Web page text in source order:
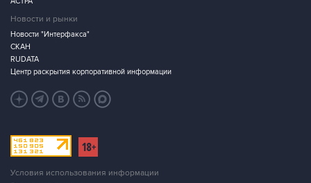
Новости и рынки
Новости "Интерфакса"
СКАН
RUDATA
Центр раскрытия корпоративной информации
Условия использования информации